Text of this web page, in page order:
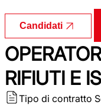
Candidati
RIFIUTI E
Tipo di contratto